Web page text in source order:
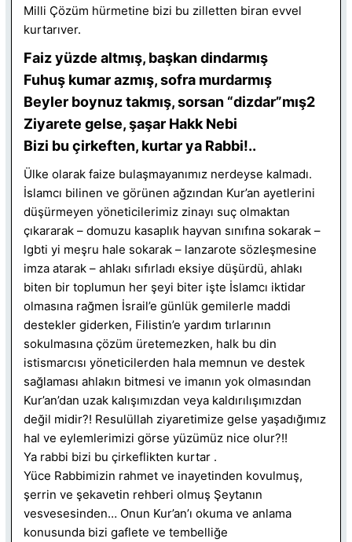
Milli Çözüm hürmetine bizi bu zilletten biran evvel
kurtarıver.
Faiz yüzde altmış, başkan dindarmış
Fuhuş kumar azmış, sofra murdarmış
Beyler boynuz takmış, sorsan “dizdar”mış2
Ziyarete gelse, şaşar Hakk Nebi
Bizi bu çirkeften, kurtar ya Rabbi!..
Ülke olarak faize bulaşmayanımız nerdeyse kalmadı.
İslamcı bilinen ve görünen ağzından Kur’an ayetlerini
düşürmeyen yöneticilerimiz zinayı suç olmaktan
çıkararak – domuzu kasaplık hayvan sınıfına sokarak –
lgbti yi meşru hale sokarak – lanzarote sözleşmesine
imza atarak – ahlakı sıfırladı eksiye düşürdü, ahlakı
biten bir toplumun her şeyi biter işte İslamcı iktidar
olmasına rağmen İsrail’e günlük gemilerle maddi
destekler giderken, Filistin’e yardım tırlarının
sokulmasına çözüm üretemezken, halk bu din
istismarcısı yöneticilerden hala memnun ve destek
sağlaması ahlakın bitmesi ve imanın yok olmasından
Kur’an’dan uzak kalışımızdan veya kaldırılışımızdan
değil midir?! Resulüllah ziyaretimize gelse yaşadığımız
hal ve eylemlerimizi görse yüzümüz nice olur?!!
Ya rabbi bizi bu çirkeflikten kurtar .
Yüce Rabbimizin rahmet ve inayetinden kovulmuş,
şerrin ve şekavetin rehberi olmuş Şeytanın
vesvesesinden… Onun Kur’an’ı okuma ve anlama
konusunda bizi gaflete ve tembelliğe